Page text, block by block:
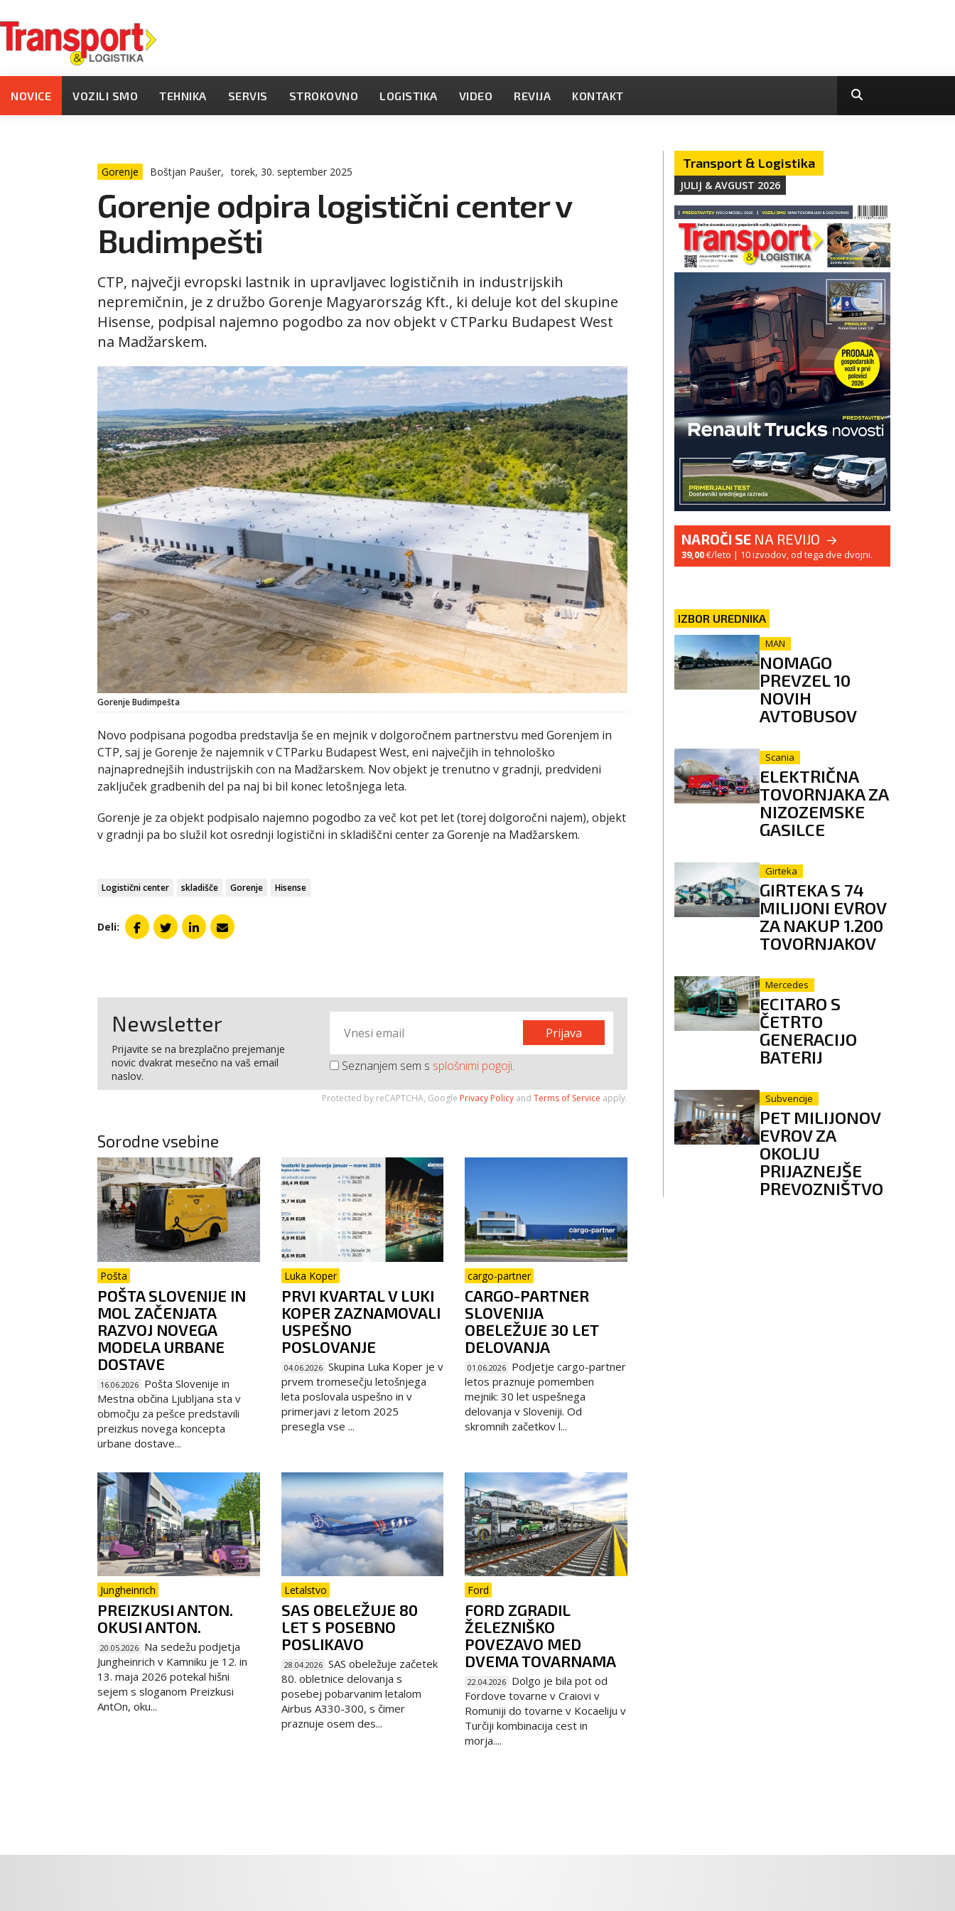
NOVICE VOZILI SMO TEHNIKA SERVIS STROKOVNO LOGISTIKA VIDEO REVIJA KONTAKT
Gorenje Boštjan Paušer, torek, 30. september 2025
Gorenje odpira logistični center v
Budimpešti
CTP, največji evropski lastnik in upravljavec logističnih in industrijskih
nepremičnin, je z družbo Gorenje Magyarország Kft., ki deluje kot del skupine
Hisense, podpisal najemno pogodbo za nov objekt v CTParku Budapest West
na Madžarskem.
Gorenje Budimpešta
Novo podpisana pogodba predstavlja še en mejnik v dolgoročnem partnerstvu med Gorenjem in
CTP, saj je Gorenje že najemnik v CTParku Budapest West, eni največjih in tehnološko
najnaprednejših industrijskih con na Madžarskem. Nov objekt je trenutno v gradnji, predvideni
zaključek gradbenih del pa naj bi bil konec letošnjega leta.
Gorenje je za objekt podpisalo najemno pogodbo za več kot pet let (torej dolgoročni najem), objekt
v gradnji pa bo služil kot osrednji logistični in skladiščni center za Gorenje na Madžarskem.
Logistični center skladišče Gorenje Hisense
Deli:
Newsletter
Prijavite se na brezplačno prejemanje
novic dvakrat mesečno na vaš email
naslov.
Prijava
Seznanjem sem s splošnimi pogoji.
Protected by reCAPTCHA, Google Privacy Policy andTerms of Service apply.
Sorodne vsebine
Pošta
POŠTA SLOVENIJE IN
MOL ZAČENJATA
RAZVOJ NOVEGA
MODELA URBANE
DOSTAVE
16.06.2026
Pošta Slovenije in
Mestna občina Ljubljana sta v
območju za pešce predstavili
preizkus novega koncepta
urbane dostave...
Luka Koper
PRVI KVARTAL V LUKI
KOPER ZAZNAMOVALI
USPEŠNO
POSLOVANJE
04.06.2026 Skupina Luka Koper je v
prvem tromesečju letošnjega
leta poslovala uspešno in v
primerjavi z letom 2025
presegla vse ...
cargo-partner
CARGO-PARTNER
SLOVENIJA
OBELEŽUJE 30 LET
DELOVANJA
01.06.2026 Podjetje cargo-partner
letos praznuje pomemben
mejnik: 30 let uspešnega
delovanja v Sloveniji. Od
skromnih začetkov l...
Jungheinrich
PREIZKUSI ANTON.
OKUSI ANTON.
20.05.2026
Na sedežu podjetja
Jungheinrich v Kamniku je 12. in
13. maja 2026 potekal hišni
sejem s sloganom Preizkusi
AntOn, oku...
Letalstvo
SAS OBELEŽUJE 80
LET S POSEBNO
POSLIKAVO
28.04.2026 SAS obeležuje začetek
80. obletnice delovanja s
posebej pobarvanim letalom
Airbus A330-300, s čimer
praznuje osem des...
Ford
FORD ZGRADIL
ŽELEZNIŠKO
POVEZAVO MED
DVEMA TOVARNAMA
22.04.2026 Dolgo je bila pot od
Fordove tovarne v Craiovi v
Romuniji do tovarne v Kocaeliju v
Turčiji kombinacija cest in
morja....
Transport & Logistika
JULIJ & AVGUST 2026
NAROČI SE NA REVIJO
39,00€/leto | 10 izvodov, od tega dve dvojni.
IZBOR UREDNIKA
MAN
NOMAGO
PREVZEL 10
NOVIH
AVTOBUSOV
Scania
ELEKTRIČNA
TOVORNJAKA ZA
NIZOZEMSKE
GASILCE
Girteka
GIRTEKA S 74
MILIJONI EVROV
ZA NAKUP 1.200
TOVORNJAKOV
Mercedes
ECITARO S
ČETRTO
GENERACIJO
BATERIJ
Subvencije
PET MILIJONOV
EVROV ZA
OKOLJU
PRIJAZNEJŠE
PREVOZNIŠTVO